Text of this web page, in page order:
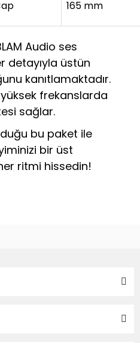
165 mm
Audio ses
detayıyla üstün
kanıtlamaktadır.
frekanslarda
sağlar.
bu paket ile
bir üst
ritmi hissedin!
görüntülenemiyor.